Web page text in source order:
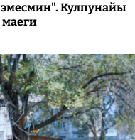
Кулпунайы